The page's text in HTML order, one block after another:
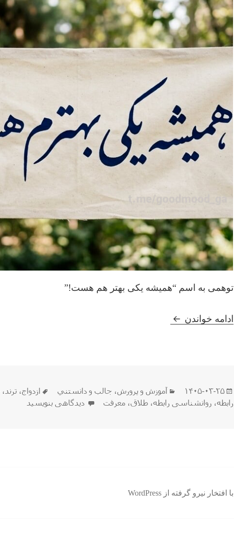
توهمی به اسم “همیشه یکی بهتر هم هست!”
ادامه خواندن همیشه یکی بهتر هم هست!
ارسال
شده
۱۴۰۵-۰۳-۲۵ دسته‌ها
آموزش و پرورش، جالب و دانستني برچسب‌ها
ازدواج،ترند ،
رابطه، روانشناسی رابطه،طلاق،معرفت برای همیشه یکی بهتر
دیدگاهی بنویسید
با افتخار نیرو گرفته از WordPress